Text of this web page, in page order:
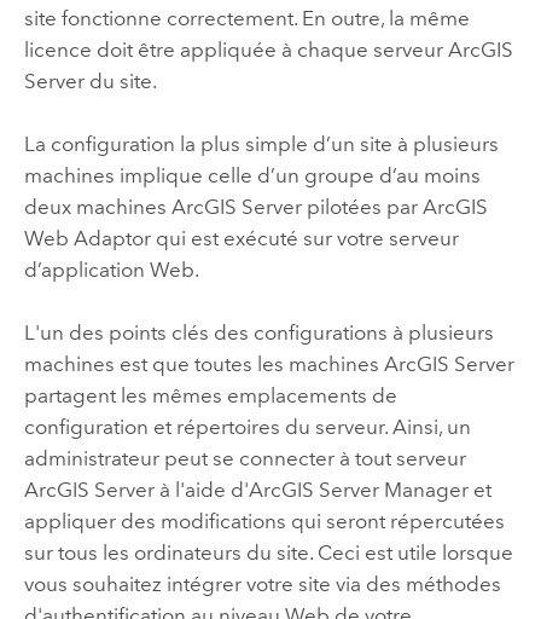
site fonctionne correctement. En outre, la même
licence doit être appliquée à chaque serveur ArcGIS
Serverdu site.
La configuration la plus simple d’un site à plusieurs
machines implique celle d’un groupe d’au moins
deux machines ArcGIS Serverpilotées par ArcGIS
Web Adaptorqui est exécuté sur votre serveur
d’application Web.
L'un des points clés des configurations à plusieurs
machines est que toutes les machines ArcGIS Server
partagent les mêmes emplacements de
configuration et répertoires du serveur. Ainsi, un
administrateur peut se connecter à tout serveur
ArcGIS Serverà l'aide d'ArcGIS Server Manager et
appliquer des modifications qui seront répercutées
sur tous les ordinateurs du site. Ceci est utile lorsque
vous souhaitez intégrer votre site via des méthodes